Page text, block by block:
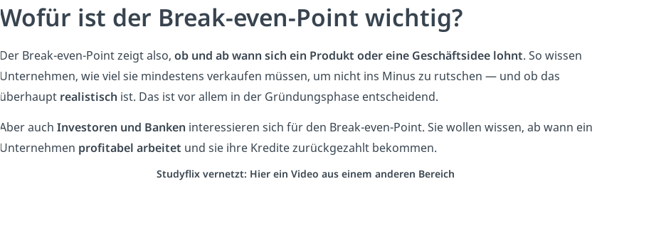
Wofür ist der Break-even-Point wichtig?
Der Break-even-Point zeigt also, ob und ab wann sich ein Produkt oder eine Geschäftsidee lohnt. So wissen
Unternehmen, wie viel sie mindestens verkaufen müssen, um nicht ins Minus zu rutschen — und ob das
überhaupt realistisch ist. Das ist vor allem in der Gründungsphase entscheidend.
Aber auch Investoren und Banken interessieren sich für den Break-even-Point. Sie wollen wissen, ab wann ein
Unternehmen profitabel arbeitet und sie ihre Kredite zurückgezahlt bekommen.
Studyflix vernetzt: Hier ein Video aus einem anderen Bereich